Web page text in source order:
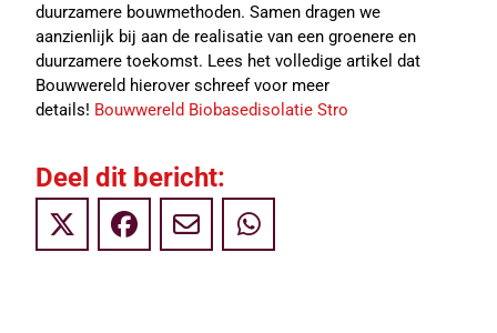
duurzamere bouwmethoden. Samen dragen we
aanzienlijk bij aan de realisatie van een groenere en
duurzamere toekomst. Lees het volledige artikel dat
Bouwwereld hierover schreef voor meer
details! Bouwwereld Biobasedisolatie Stro
Deel dit bericht: